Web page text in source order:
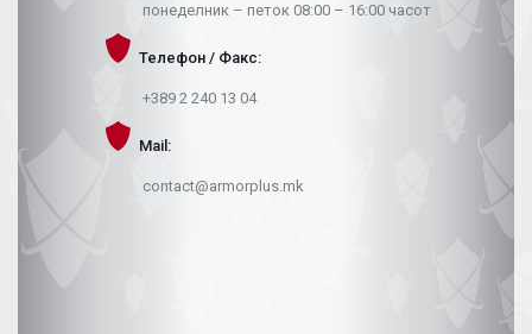
понеделник – петок 08:00 – 16:00 часот
Телефон / Факс:
+389 2 240 13 04
Mail:
contact@armorplus.mk